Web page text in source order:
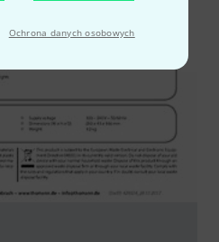
Ochrona danych osobowych